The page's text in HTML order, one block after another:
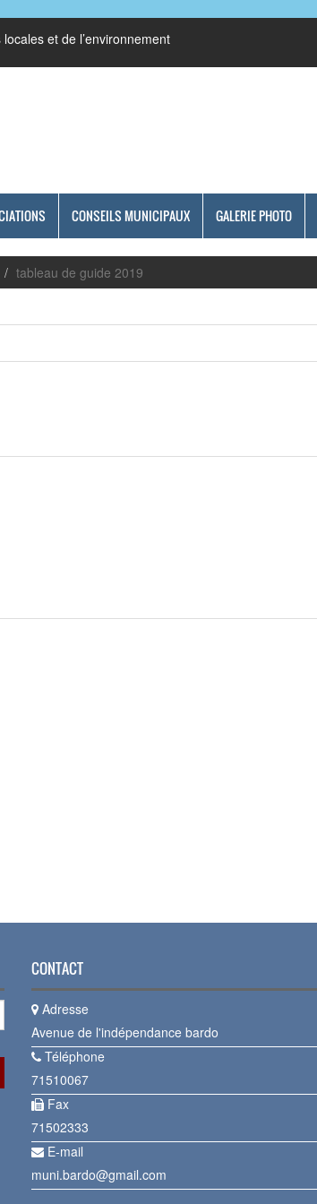
et de l’environnement
CONSEILS MUNICIPAUX GALERIE PHOTO
tableau de guide 2019
CONTACT
Adresse
Avenue de l'indépendance bardo
Téléphone
71510067
Fax
71502333
E-mail
muni.bardo@gmail.com